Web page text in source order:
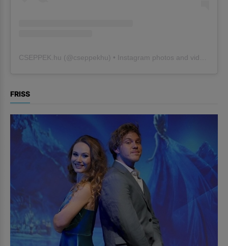
CSEPPEK.hu (@cseppekhu ) • Instagram photos and videos
FRISS